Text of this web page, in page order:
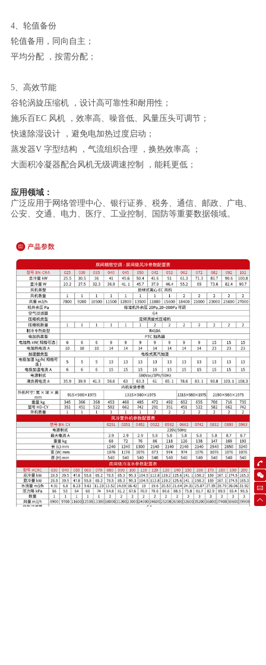
4、轮值备份
轮值备用，同向自主；
平均分配 ，按需分配；
5、高效节能
谷轮涡旋压缩机 ，设计高可靠性和耐用性；
施乐百EC 风机 ，效率高、噪音低、风量压头可调节；
快速除湿设计 ，避免电加热过度启动；
蒸发器V 字型结构 ，气流组织合理 ，换热效率高 ；
大面积冷凝器配合风机无级调速控制 ，能耗更低；
应用领域：
广泛应用于网络管理中心、银行证券、税务、通信、邮政、广电、
公安、交通、电力、医疗、工业控制、国防等重要数据领域。